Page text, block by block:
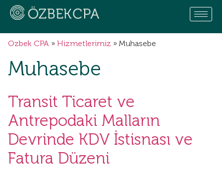
Ozbek CPA » Hizmetlerimiz » Muhasebe
Muhasebe
Transit Ticaret ve
Antrepodaki Malların
Devrinde KDV İstisnası ve
Fatura Düzeni